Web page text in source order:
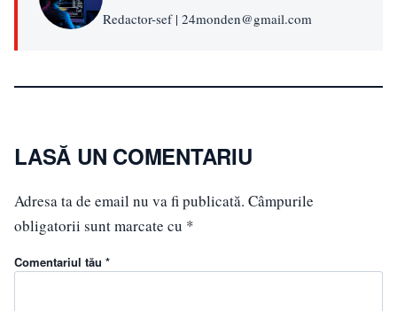
Redactor-sef | 24monden@gmail.com
LASĂ UN COMENTARIU
Adresa ta de email nu va fi publicată. Câmpurile
obligatorii sunt marcate cu *
Comentariul tău *